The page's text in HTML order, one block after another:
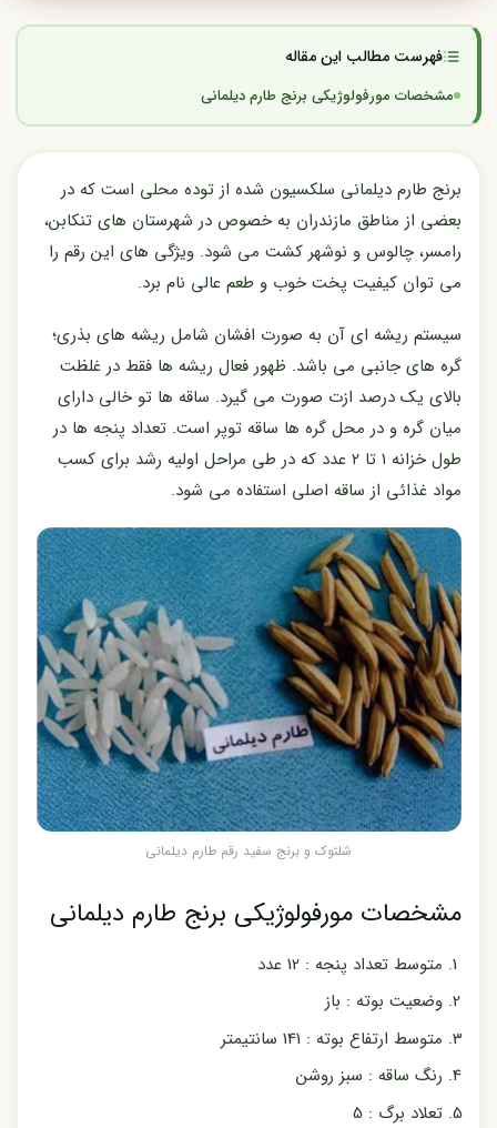
فهرست مطالب این مقاله
مشخصات مورفولوژیکی برنج طارم دیلمانی
برنج طارم دیلمانی سلکسیون شده از توده محلی است که در
بعضی از مناطق مازندران به خصوص در شهرستان های تنکابن،
رامسر، چالوس و نوشهر کشت می شود. ویژگی های این رقم را
می توان کیفیت پخت خوب و طعم عالی نام برد.
سیستم ریشه ای آن به صورت افشان شامل ریشه های بذری؛
گره های جانبی می باشد. ظهور فعال ریشه ها فقط در غلظت
بالای یک درصد ازت صورت می گیرد. ساقه ها تو خالی دارای
میان گره و در محل گره ها ساقه توپر است. تعداد پنجه ها در
طول خزانه ۱ تا ۲ عدد که در طی مراحل اولیه رشد برای کسب
مواد غذائی از ساقه اصلی استفاده می شود.
شلتوک و برنج سفید رقم طارم دیلمانی
مشخصات مورفولوژیکی برنج طارم دیلمانی
متوسط تعداد پنجه : 12 عدد
وضعیت بوته : باز
متوسط ارتفاع بوته : 141 سانتیمتر
رنگ ساقه : سبز روشن
تعلاد برگ : 5